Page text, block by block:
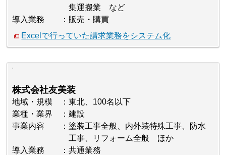
集運搬業 など
導入業務
販売・購買
Excelで行っていた請求業務をシステム化
株式会社友美装
地域・規模
東北、100名以下
業種・業界
建設
事業内容
塗装工事全般、内外装特殊工事、防水
工事、リフォーム全般 ほか
導入業務
共通業務